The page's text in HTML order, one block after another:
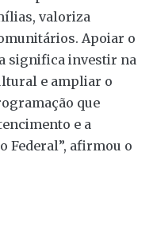
valoriza
Apoiar o
significa investir na
e ampliar o
que
e a
Federal”, afirmou o